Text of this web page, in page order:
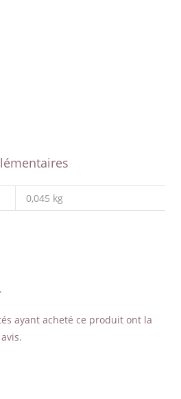
0,045 kg
ayant acheté ce produit ont la